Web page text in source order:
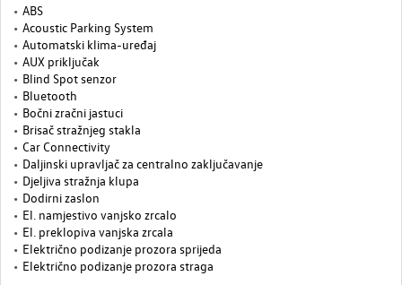
ABS
Acoustic Parking System
Automatski klima-uređaj
AUX priključak
Blind Spot senzor
Bluetooth
Bočni zračni jastuci
Brisač stražnjeg stakla
Car Connectivity
Daljinski upravljač za centralno zaključavanje
Djeljiva stražnja klupa
Dodirni zaslon
El. namjestivo vanjsko zrcalo
El. preklopiva vanjska zrcala
Električno podizanje prozora sprijeda
Električno podizanje prozora straga